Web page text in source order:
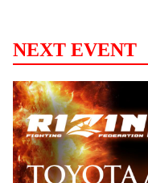
なった
名も決
まり詳
ろ。会
パンチ
しさを
ように
NEXT EVENT